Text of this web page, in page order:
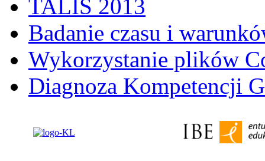
TALIS 2013
Badanie czasu i
Wykorzystanie plików
Diagnoza Kompetencji